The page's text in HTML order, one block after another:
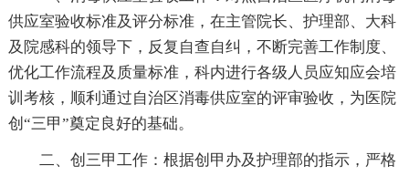
供应室验收标准及评分标准，在主管院长、护理部、大科
及院感科的领导下，反复自查自纠，不断完善工作制度、
优化工作流程及质量标准，科内进行各级人员应知应会培
训考核，顺利通过自治区消毒供应室的评审验收，为医院
创“三甲”奠定良好的基础。
二、创三甲工作：根据创甲办及护理部的指示，严格